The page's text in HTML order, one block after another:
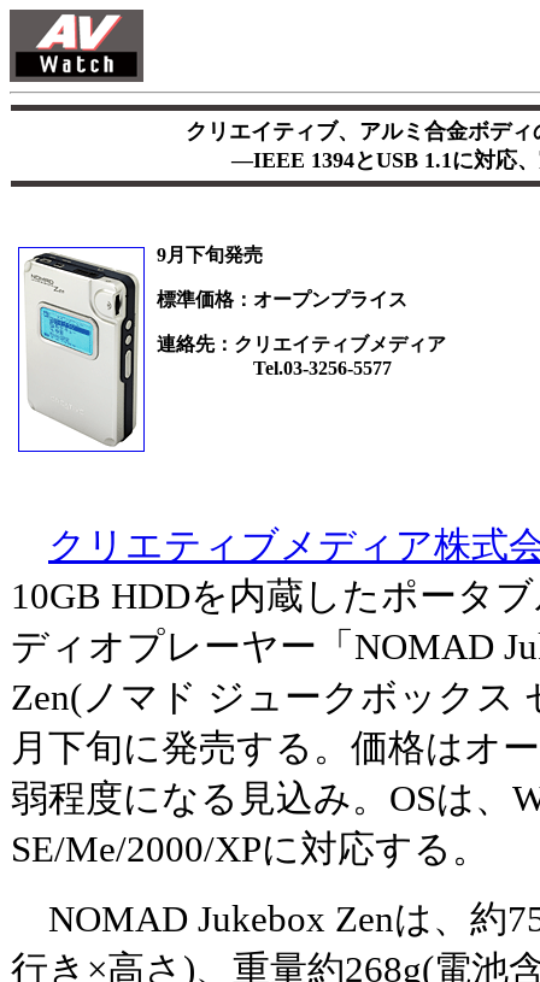
クリエイティブ、アルミ合金ボデ
―IEEE 1394とUSB 1.1に対応
9月下旬発売
標準価格：オープンプライス
連絡先：クリエイティブメディア
Tel.03-3256-5577
クリエティブメディア株式
10GB HDDを内蔵したポータ
ディオプレーヤー「NOMAD
Zen(ノマド ジュークボックス
月下旬に発売する。価格はオ
弱程度になる見込み。OSは、
SE/Me/2000/XPに対応する。
NOMAD Jukebox Zenは、約
行き×高さ)、重量約268g(電池